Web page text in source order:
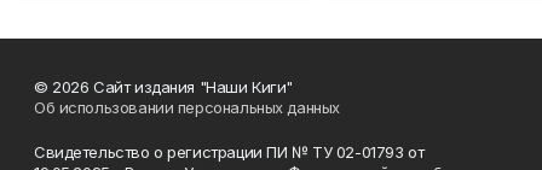
© 2026 Сайт издания "Наши Киги"
Об использовании персональных данных
Свидетельство о регистрации ПИ № ТУ 02-01793 от